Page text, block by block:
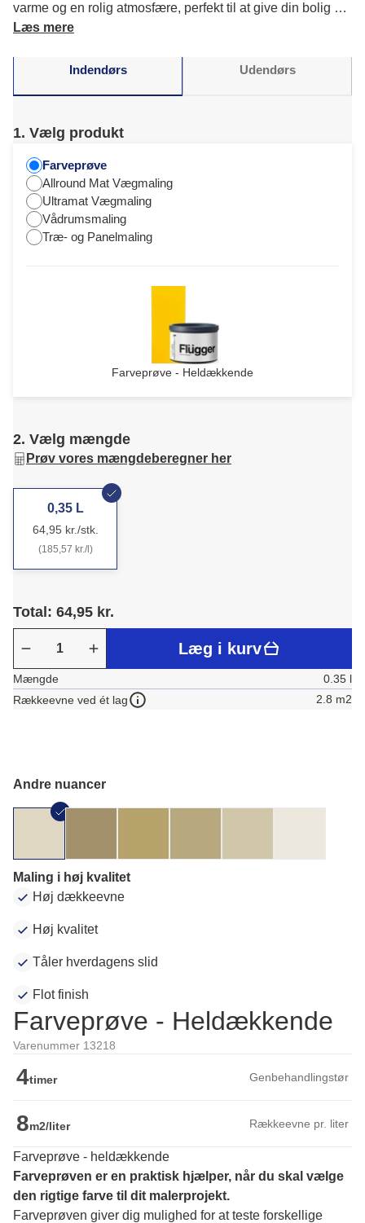
varme og en rolig atmosfære, perfekt til at give din bolig en
indbydende og tidløs følelse. Du får et harmonisk rum.
Læs mere
Indendørs Udendørs
1. Vælg produkt
Farveprøve
Allround Mat Vægmaling
Ultramat Vægmaling
Vådrumsmaling
Træ- og Panelmaling
Farveprøve - Heldækkende
2. Vælg mængde
Prøv vores mængdeberegner her
0,35 L
64,95 kr./stk.
(185,57 kr./l)
Total: 64,95 kr.
Læg i kurv
Mængde
0.35 l
Rækkeevne ved ét lag
2.8 m2
Andre nuancer
Maling i høj kvalitet
Høj dækkeevne
Høj kvalitet
Tåler hverdagens slid
Flot finish
Farveprøve - Heldækkende
Varenummer 13218
4timer Genbehandlingstør
8m2/liter Rækkeevne pr. liter
Farveprøve - heldækkende
Farveprøven er en praktisk hjælper, når du skal vælge
den rigtige farve til dit malerprojekt.
Farveprøven giver dig mulighed for at teste forskellige